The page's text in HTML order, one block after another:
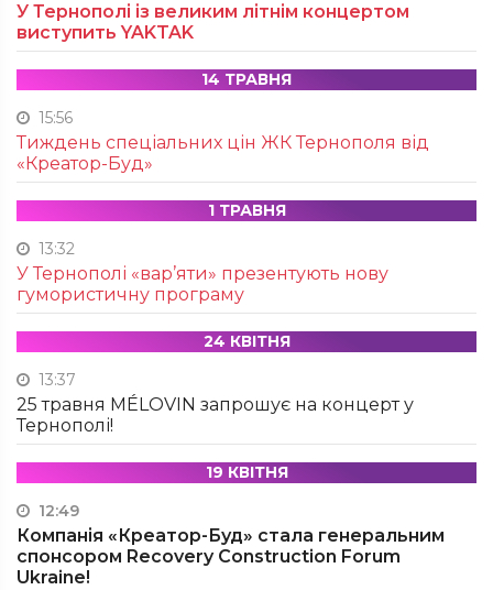
У Тернополі із великим літнім концертом
виступить YAKTAK
14 ТРАВНЯ
15:56
Тиждень спеціальних цін ЖК Тернополя від
«Креатор-Буд»
1 ТРАВНЯ
13:32
У Тернополі «вар’яти» презентують нову
гумористичну програму
24 КВІТНЯ
13:37
25 травня MÉLOVIN запрошує на концерт у
Тернополі!
19 КВІТНЯ
12:49
Компанія «Креатор-Буд» стала генеральним
спонсором Recovery Construction Forum
Ukraine!